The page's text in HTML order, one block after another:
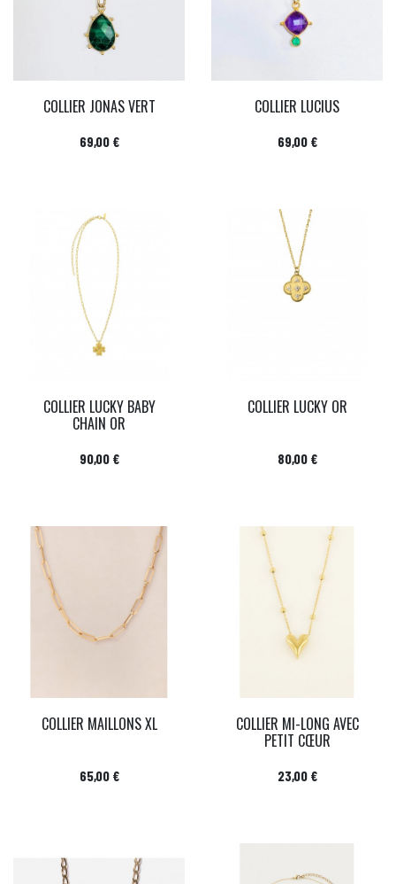
COLLIER JONAS VERT
Prix
69,00 €
COLLIER LUCIUS
Prix
69,00 €
COLLIER LUCKY BABY
CHAIN OR
Prix
90,00 €
COLLIER LUCKY OR
Prix
80,00 €
COLLIER MAILLONS XL
Prix
65,00 €
COLLIER MI-LONG AVEC
PETIT CŒUR
Prix
23,00 €